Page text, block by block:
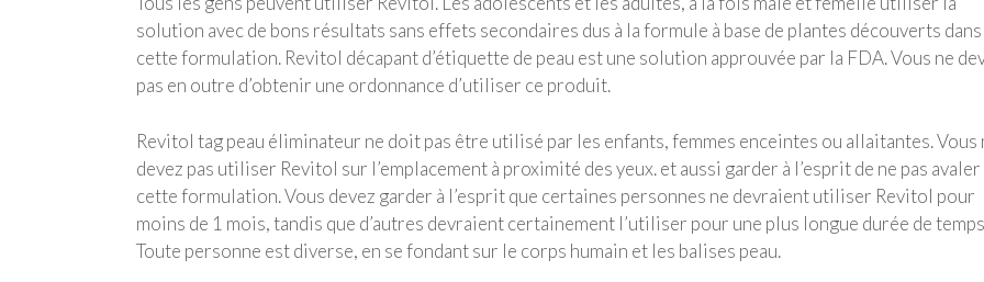
solution avec de bons résultats sans effets secondaires dus à la formule à base de plantes découverts dans
cette formulation. Revitol décapant d’étiquette de peau est une solution approuvée par la FDA. Vous ne
pas en outre d’obtenir une ordonnance d’utiliser ce produit.
Revitol tag peau éliminateur ne doit pas être utilisé par les enfants, femmes enceintes ou allaitantes. Vous
devez pas utiliser Revitol sur l’emplacement à proximité des yeux. et aussi garder à l’esprit de ne pas avaler
cette formulation. Vous devez garder à l’esprit que certaines personnes ne devraient utiliser Revitol pour
moins de 1 mois, tandis que d’autres devraient certainement l’utiliser pour une plus longue durée de
Toute personne est diverse, en se fondant sur le corps humain et les balises peau.